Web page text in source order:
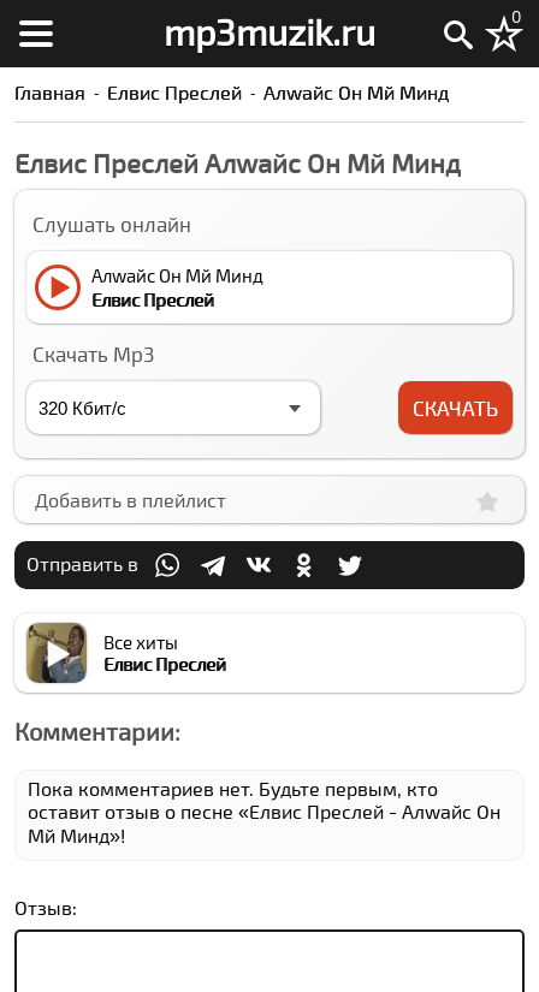
mp3muzik.ru 0
Главная Елвис Преслей Алwайс Он Мй Минд
Елвис Преслей Алwайс Он Мй Минд
Слушать онлайн
Алwайс Он Мй Минд
Елвис Преслей
Скачать Mp3
СКАЧАТЬ
Добавить в плейлист
Отправить в
Все хиты
Елвис Преслей
Комментарии:
Пока комментариев нет. Будьте первым, кто
оставит отзыв о песне «Елвис Преслей - Алwайс Он
Мй Минд»!
Отзыв: